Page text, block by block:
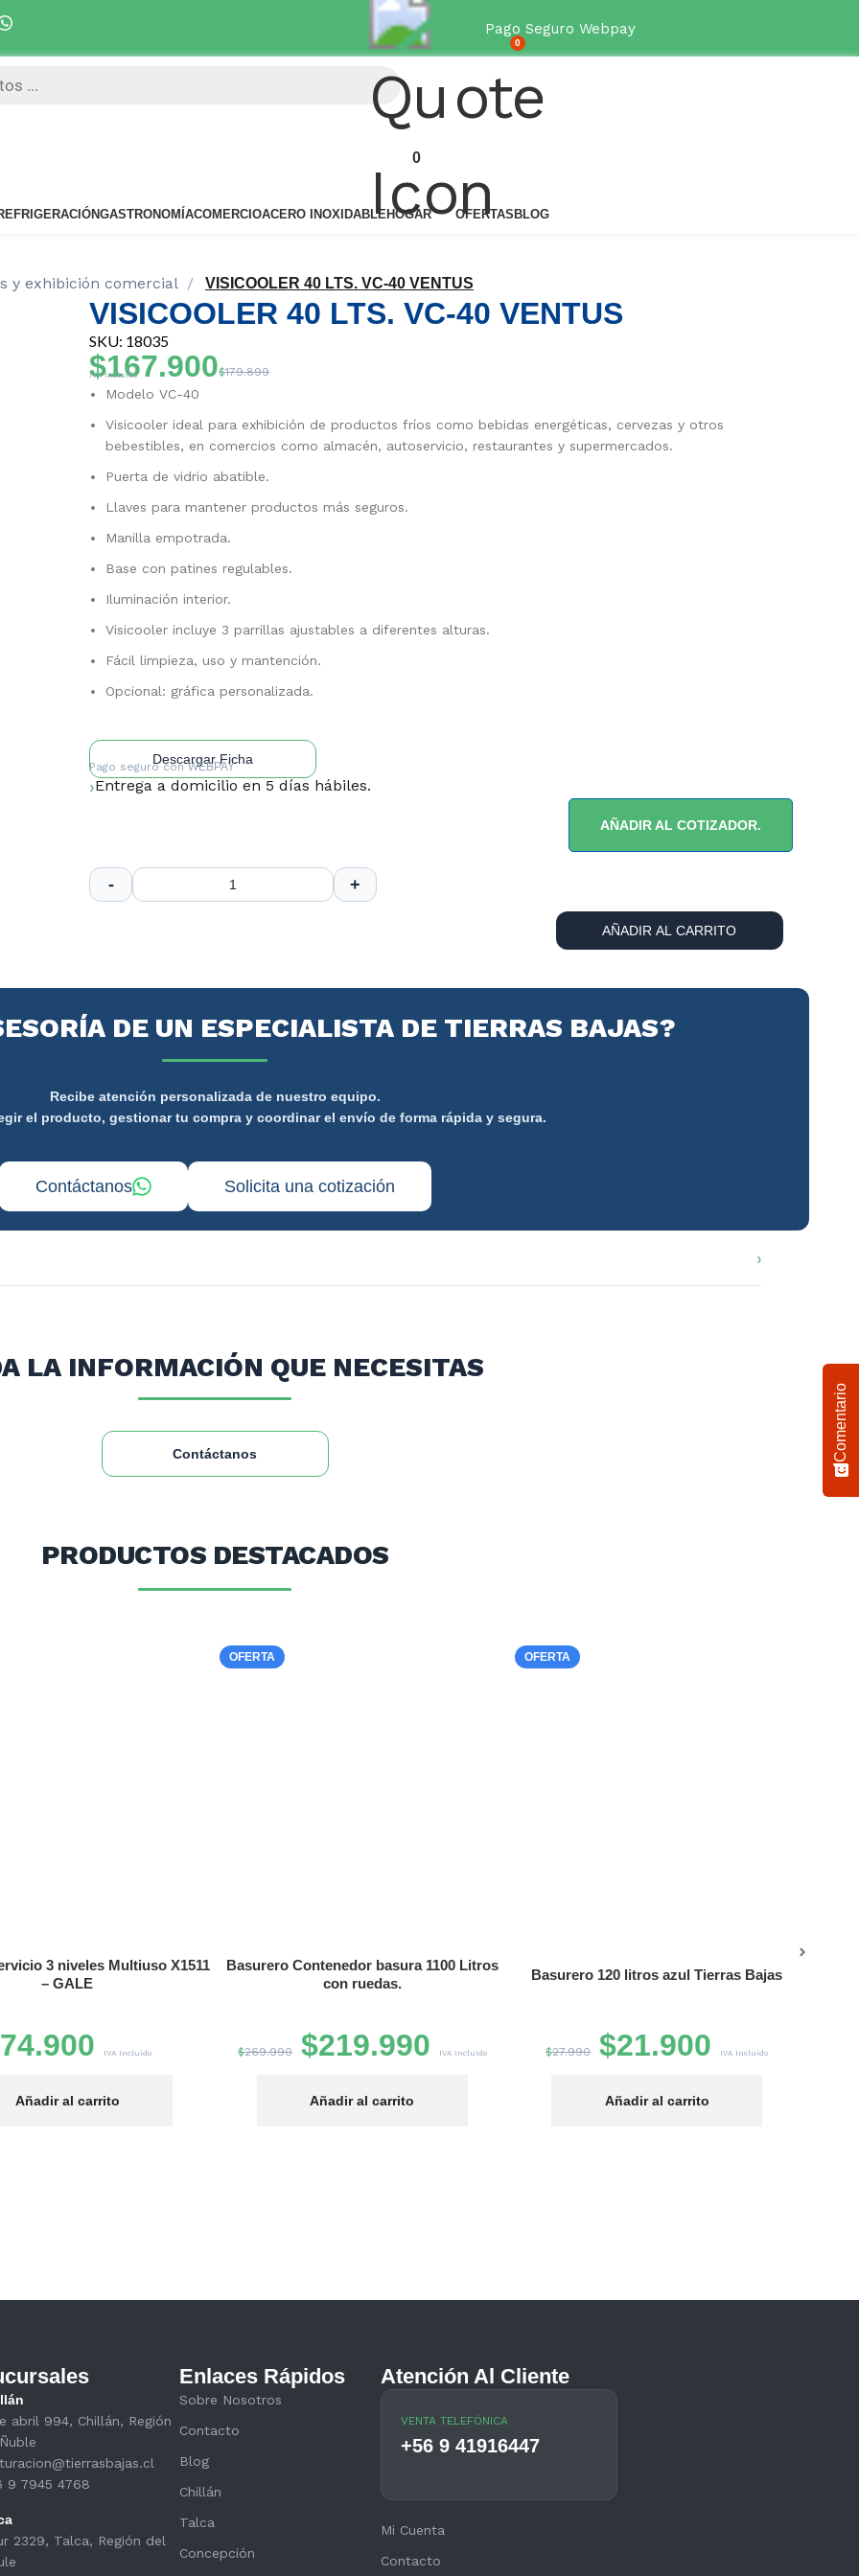
Despacho 5 días hábiles desde Valparaíso a Los Lagos
Pago Seguro Webpay
0
0
GASTRONOMÍACOMERCIOACERO INOXIDABLEHOGAR OFERTAS BLOG
y exhibición comercial VISICOOLER 40 LTS. VC-40 VENTUS
VISICOOLER 40 LTS. VC-40 VENTUS
SKU: 18035
$179.899
$167.900
IVA Incluido
Modelo VC-40
Visicooler ideal para exhibición de productos fríos como bebidas energéticas, cervezas y otros
bebestibles, en comercios como almacén, autoservicio, restaurantes y supermercados.
Puerta de vidrio abatible.
Llaves para mantener productos más seguros.
Manilla empotrada.
Base con patines regulables.
Iluminación interior.
Visicooler incluye 3 parrillas ajustables a diferentes alturas.
Fácil limpieza, uso y mantención.
Opcional: gráfica personalizada.
Descargar Ficha
Pago seguro conWEBPAY
Entrega a domicilio en 5 días hábiles.
AÑADIR AL COTIZADOR.
AÑADIR AL CARRITO
DE UN ESPECIALISTA DE TIERRAS BAJAS?
Recibe atención personalizada de nuestro equipo.
el producto, gestionar tu compra y coordinar el envío de forma rápida y segura.
Contáctanos Solicita una cotización
LA INFORMACIÓN QUE NECESITAS
Contáctanos
PRODUCTOS DESTACADOS
3 niveles Multiuso X1511
– GALE
74.900 IVA Incluido
Añadir al carrito
OFERTA
Basurero Contenedor basura 1100 Litros
con ruedas.
$269.990 $219.990 IVA Incluido
Añadir al carrito
OFERTA
Basurero 120 litros azul Tierras Bajas
$27.990 $21.900 IVA Incluido
Añadir al carrito
abril 994, Chillán, Región
9 7945 4768
2329, Talca, Región del
Enlaces Rápidos
Sobre Nosotros
Contacto
Blog
Chillán
Talca
Concepción
Atención Al Cliente
VENTA TELEFÓNICA
+56 9 41916447
Mi Cuenta
Contacto
Comentario